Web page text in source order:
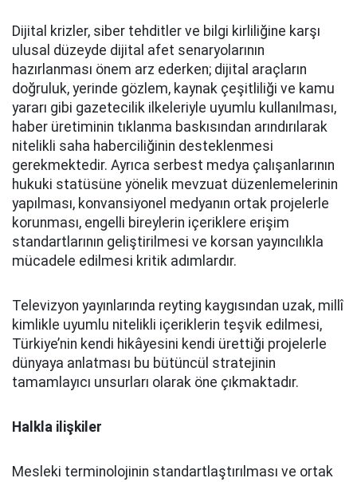
Dijital krizler, siber tehditler ve bilgi kirliliğine karşı
ulusal düzeyde dijital afet senaryolarının
hazırlanması önem arz ederken; dijital araçların
doğruluk, yerinde gözlem, kaynak çeşitliliği ve kamu
yararı gibi gazetecilik ilkeleriyle uyumlu kullanılması,
haber üretiminin tıklanma baskısından arındırılarak
nitelikli saha haberciliğinin desteklenmesi
gerekmektedir. Ayrıca serbest medya çalışanlarının
hukuki statüsüne yönelik mevzuat düzenlemelerinin
yapılması, konvansiyonel medyanın ortak projelerle
korunması, engelli bireylerin içeriklere erişim
standartlarının geliştirilmesi ve korsan yayıncılıkla
mücadele edilmesi kritik adımlardır.
Televizyon yayınlarında reyting kaygısından uzak, millî
kimlikle uyumlu nitelikli içeriklerin teşvik edilmesi,
Türkiye’nin kendi hikâyesini kendi ürettiği projelerle
dünyaya anlatması bu bütüncül stratejinin
tamamlayıcı unsurları olarak öne çıkmaktadır.
Halkla ilişkiler
Mesleki terminolojinin standartlaştırılması ve ortak